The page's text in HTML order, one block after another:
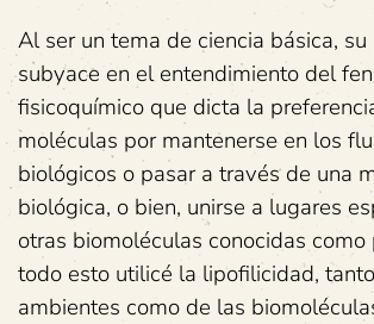
Al ser un tema de ciencia básica,
subyace en el entendimiento del
fisicoquímico que dicta la
moléculas por mantenerse en los
biológicos o pasar a través de una
biológica, o bien, unirse a lugares
otras biomoléculas conocidas como
todo esto utilicé la lipofilicidad,
ambientes como de las